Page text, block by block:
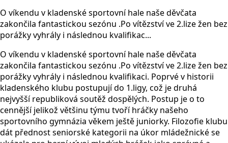
O víkendu v kladenské sportovní hale naše děvčata
zakončila fantastickou sezónu .Po vítězství ve 2.lize žen bez
porážky vyhrály i následnou kvalifikac...
O víkendu v kladenské sportovní hale naše děvčata
zakončila fantastickou sezónu .Po vítězství ve 2.lize žen bez
porážky vyhrály i následnou kvalifikaci. Poprvé v historii
kladenského klubu postupují do 1.ligy, což je druhá
nejvyšší republiková soutěž dospělých. Postup je o to
cennější jelikož většinu týmu tvoří hráčky našeho
sportovního gymnázia věkem ještě juniorky. Filozofie klubu
dát přednost seniorské kategorii na úkor mládežnické se